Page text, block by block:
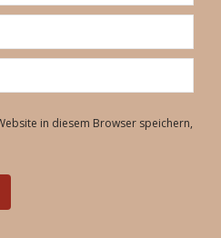
in diesem Browser speichern,